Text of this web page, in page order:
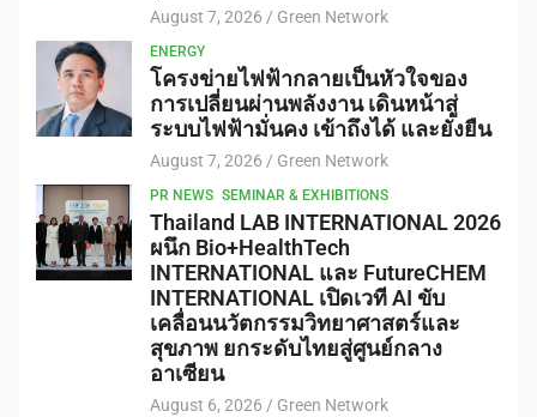
August 7, 2026 Green Network
ENERGY
โครงข่ายไฟฟ้ากลายเป็นหัวใจของ
การเปลี่ยนผ่านพลังงาน เดินหน้าสู่
ระบบไฟฟ้ามั่นคง เข้าถึงได้ และยั่งยืน
August 7, 2026 Green Network
PR NEWS SEMINAR & EXHIBITIONS
Thailand LAB INTERNATIONAL 2026
ผนึก Bio+HealthTech
INTERNATIONAL และ FutureCHEM
INTERNATIONAL เปิดเวที AI ขับ
เคลื่อนนวัตกรรมวิทยาศาสตร์และ
สุขภาพ ยกระดับไทยสู่ศูนย์กลาง
อาเซียน
August 6, 2026 Green Network